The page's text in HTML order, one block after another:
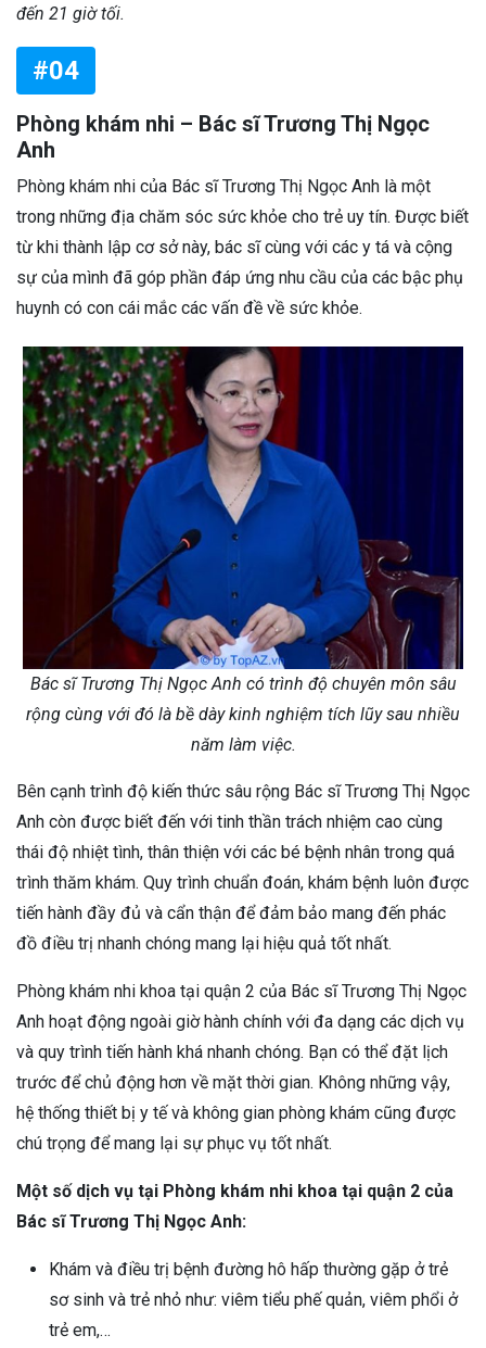
đến 21 giờ tối.
#04
Phòng khám nhi – Bác sĩ Trương Thị Ngọc
Anh
Phòng khám nhi của Bác sĩ Trương Thị Ngọc Anh là một
trong những địa chăm sóc sức khỏe cho trẻ uy tín. Được biết
từ khi thành lập cơ sở này, bác sĩ cùng với các y tá và cộng
sự của mình đã góp phần đáp ứng nhu cầu của các bậc phụ
huynh có con cái mắc các vấn đề về sức khỏe.
Bác sĩ Trương Thị Ngọc Anh có trình độ chuyên môn sâu
rộng cùng với đó là bề dày kinh nghiệm tích lũy sau nhiều
năm làm việc.
Bên cạnh trình độ kiến thức sâu rộng Bác sĩ Trương Thị Ngọc
Anh còn được biết đến với tinh thần trách nhiệm cao cùng
thái độ nhiệt tình, thân thiện với các bé bệnh nhân trong quá
trình thăm khám. Quy trình chuẩn đoán, khám bệnh luôn được
tiến hành đầy đủ và cẩn thận để đảm bảo mang đến phác
đồ điều trị nhanh chóng mang lại hiệu quả tốt nhất.
Phòng khám nhi khoa tại quận 2 của Bác sĩ Trương Thị Ngọc
Anh hoạt động ngoài giờ hành chính với đa dạng các dịch vụ
và quy trình tiến hành khá nhanh chóng. Bạn có thể đặt lịch
trước để chủ động hơn về mặt thời gian. Không những vậy,
hệ thống thiết bị y tế và không gian phòng khám cũng được
chú trọng để mang lại sự phục vụ tốt nhất.
Một số dịch vụ tại Phòng khám nhi khoa tại quận 2 của
Bác sĩ Trương Thị Ngọc Anh:
Khám và điều trị bệnh đường hô hấp thường gặp ở trẻ
sơ sinh và trẻ nhỏ như: viêm tiểu phế quản, viêm phổi ở
trẻ em,…